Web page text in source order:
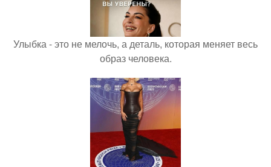
Улыбка - это не мелочь, а деталь, которая меняет весь
образ человека.